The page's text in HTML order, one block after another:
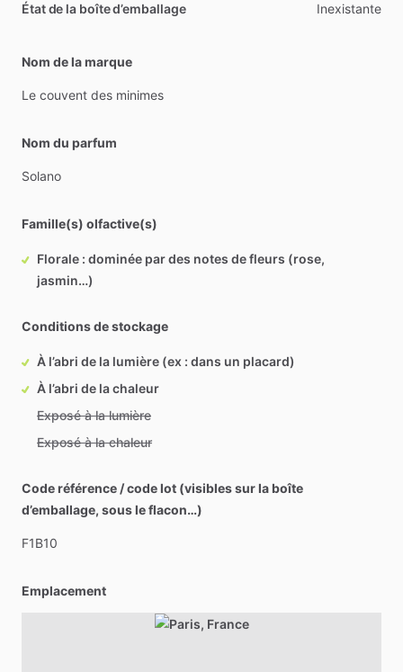
État de la boîte d’emballage Inexistante
Nom de la marque
Le couvent des minimes
Nom du parfum
Solano
Famille(s) olfactive(s)
Florale : dominée par des notes de fleurs (rose,
jasmin…)
Conditions de stockage
À l’abri de la lumière (ex : dans un placard)
À l’abri de la chaleur
Exposé à la lumière
Exposé à la chaleur
Code référence / code lot (visibles sur la boîte
d’emballage, sous le flacon…)
F1B10
Emplacement